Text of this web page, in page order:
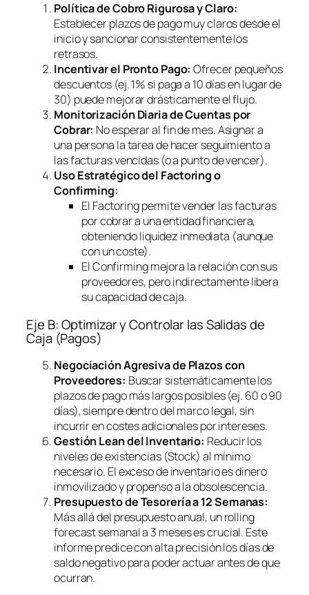
Política de Cobro Rigurosa y Claro:
Establecer plazos de pago muy claros desde el
inicio y sancionar consistentemente los
retrasos.
Incentivar el Pronto Pago: Ofrecer pequeños
descuentos (ej. 1% si paga a 10 días en lugar de
30) puede mejorar drásticamente el flujo.
Monitorización Diaria de Cuentas por
Cobrar: No esperar al fin de mes. Asignar a
una persona la tarea de hacer seguimiento a
las facturas vencidas (o a punto de vencer).
Uso Estratégico del Factoringo
Confirming:
El Factoringpermite vender las facturas
por cobrar a una entidad financiera,
obteniendo liquidez inmediata (aunque
con un coste).
ElConfirmingmejora la relación con sus
proveedores, pero indirectamente libera
su capacidad de caja.
Eje B: Optimizar y Controlar las Salidas de
Caja (Pagos)
Negociación Agresiva de Plazos con
Proveedores: Buscar sistemáticamente los
plazos de pago más largos posibles (ej. 60 o 90
días), siempre dentro del marco legal, sin
incurrir en costes adicionales por intereses.
Gestión Lean del Inventario: Reducir los
niveles de existencias (Stock) al mínimo
necesario. El exceso de inventario es dinero
inmovilizado y propenso a la obsolescencia.
Presupuesto de Tesorería a 12 Semanas:
Más allá del presupuesto anual, unrolling
forecastsemanal a 3 meses es crucial. Este
informe predice con alta precisión los días de
saldo negativo para poder actuar antes de que
ocurran.